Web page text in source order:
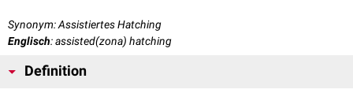
Synonym: Assistiertes Hatching
Englisch: assisted(zona) hatching
Definition